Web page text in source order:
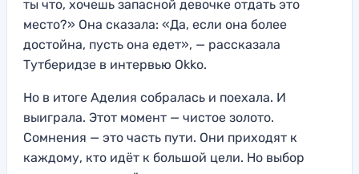
ты что, хочешь запасной девочке отдать это
место?» Она сказала: «Да, если она более
достойна, пусть она едет», — рассказала
Тутберидзе в интервью Okko.
Но в итоге Аделия собралась и поехала. И
выиграла. Этот момент — чистое золото.
Сомнения — это часть пути. Они приходят к
каждому, кто идёт к большой цели. Но выбор